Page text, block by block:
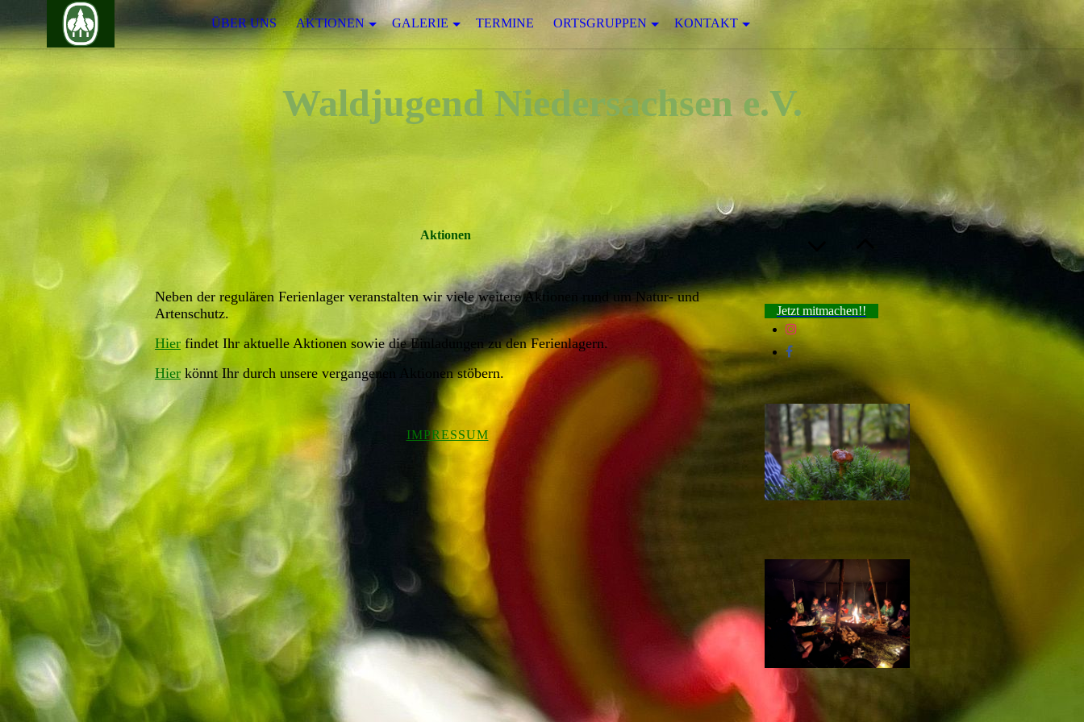
ÜBER UNS AKTIONEN GALERIE TERMINE ORTSGRUPPEN KONTAKT
Waldjugend Niedersachsen e.V.
Aktionen
Neben der regulären Ferienlager veranstalten wir viele weitere Aktionen rund um Natur- und
Artenschutz.
Hierfindet Ihr aktuelle Aktionen sowie die Einladungen zu den Ferienlagern.
Hierkönnt Ihr durch unsere vergangenen Aktionen stöbern.
IMPRESSUM
Jetzt mitmachen!!